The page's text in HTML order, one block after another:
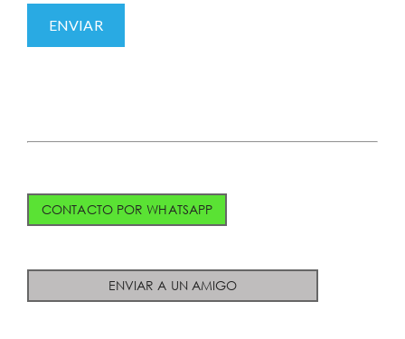
CONTACTO POR WHATSAPP
ENVIAR A UN AMIGO